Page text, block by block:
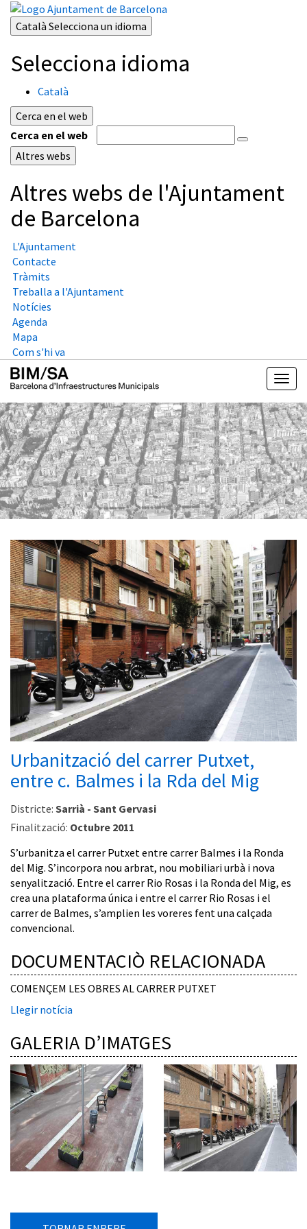
Català Selecciona un idioma
Selecciona idioma
Català
Cerca en el web
Cerca en el web
Altres webs
Altres webs de l'Ajuntament
de Barcelona
L'Ajuntament
Contacte
Tràmits
Treballa a l'Ajuntament
Notícies
Agenda
Mapa
Com s'hi va
Urbanització del carrer Putxet,
entre c. Balmes i la Rda del Mig
Districte: Sarrià - Sant Gervasi
Finalització: Octubre 2011
S’urbanitza el carrer Putxet entre carrer Balmes i la Ronda
del Mig. S’incorpora nou arbrat, nou mobiliari urbà i nova
senyalització. Entre el carrer Rio Rosas i la Ronda del Mig, es
crea una plataforma única i entre el carrer Rio Rosas i el
carrer de Balmes, s’amplien les voreres fent una calçada
convencional.
DOCUMENTACIÒ RELACIONADA
COMENÇEM LES OBRES AL CARRER PUTXET
Llegir notícia
GALERIA D’IMATGES